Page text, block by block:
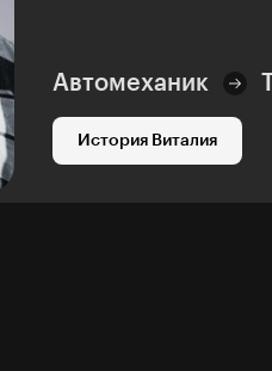
Автомеханик
История Виталия